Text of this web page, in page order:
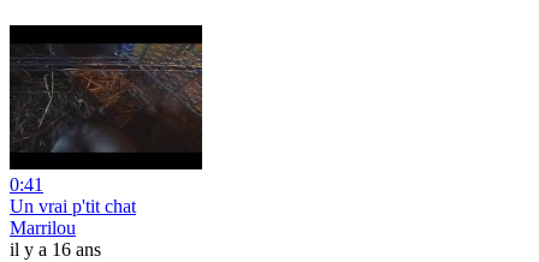
0:41
Un vrai p'tit chat
Marrilou
il y a 16 ans